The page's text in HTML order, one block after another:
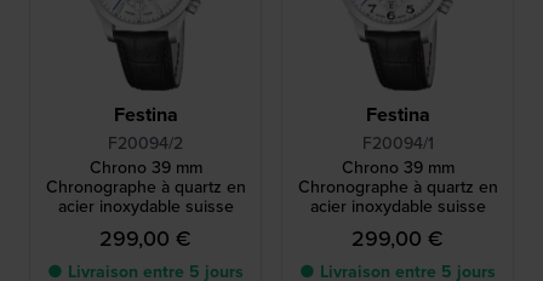
Festina
F20094/2
Chrono 39 mm
Chronographe à quartz en
acier inoxydable suisse
299,00 €
● Livraison entre 5 jours
Festina
F20094/1
Chrono 39 mm
Chronographe à quartz en
acier inoxydable suisse
299,00 €
● Livraison entre 5 jours